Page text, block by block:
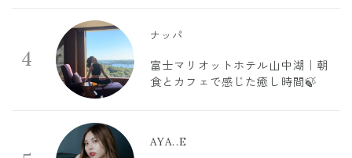
4
ナッパ
富士マリオットホテル山中湖｜朝
食とカフェで感じた癒し時間🍃
AYA..E